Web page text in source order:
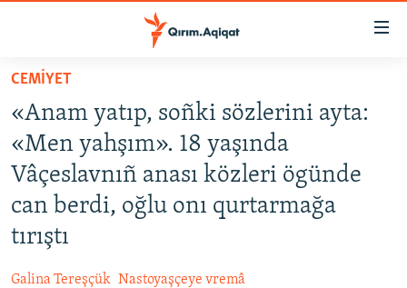
Esas
qaytmaq
Baş
navigatsiyağa
qaytmaq
Qıdıruvğa
qaytmaq
İQTİSADİYAT
CEMİYET
MEDENİYET
CEMİYET
«Anam yatıp, soñki sözlerini ayta:
«Men yahşım». 18 yaşında
Vâçeslavnıñ anası közleri ögünde
can berdi, oğlu onı qurtarmağa
tırıştı
Galina Tereşçük Nastoyaşçeye vremâ